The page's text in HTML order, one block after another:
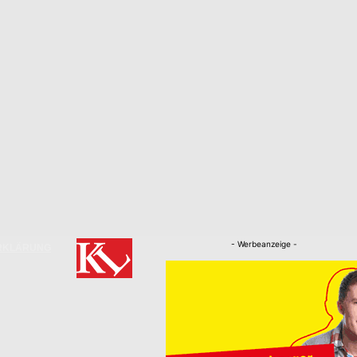
- Werbeanzeige -